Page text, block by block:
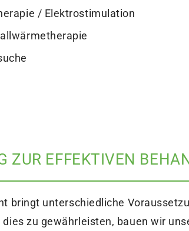
/ Elektrostimulation
ZUR EFFEKTIVEN
bringt unterschiedliche
zu gewährleisten, bauen wir